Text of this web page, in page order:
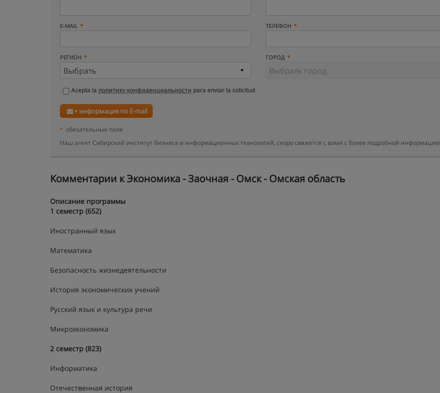
E-MAIL ТЕЛЕФОН
РЕГИОН ГОРОД
Acepta la политику конфиденциальности para enviar la solicitud
+ информация по E-mail
* обязательные поля
Наш агент Сибирский институт бизнеса и информационных технологий, скоро свяжется с вами с более подробной
Kомментарии к Экономика - Заочная - Омск - Омская область
Описание программы
1 семестр (652)
Иностранный язык
Математика
Безопасность жизнедеятельности
История экономических учений
Русский язык и культура речи
Микроэкономика
2 семестр (823)
Информатика
Отечественная история